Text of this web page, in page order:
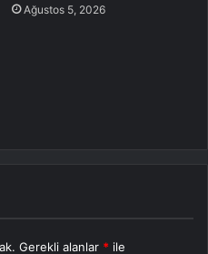
Ağustos 5, 2026
Gerekli alanlar * ile